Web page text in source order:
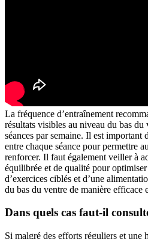
La fréquence d’entraînement
résultats visibles au niveau du bas du
séances par semaine. Il est important
entre chaque séance pour permettre
renforcer. Il faut également veiller à
équilibrée et de qualité pour
d’exercices ciblés et d’une
du bas du ventre de manière efficace
Dans quels cas faut-il
Si malgré des efforts réguliers et une